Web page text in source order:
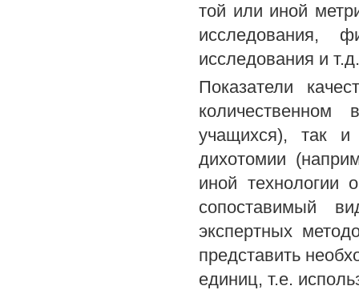
той или иной
исследования,
исследования и т.д.
Показатели
количественном
учащихся), так
дихотомии
иной технологии
сопоставимый
экспертных
представить
единиц, т.е.